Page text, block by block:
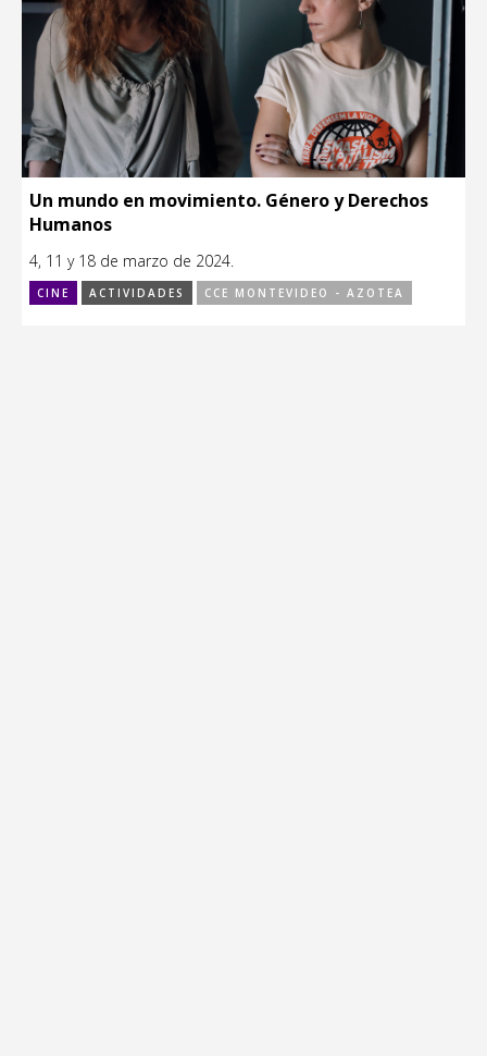
Un mundo en movimiento. Género y Derechos
Humanos
4, 11 y 18 de marzo de 2024.
CINE ACTIVIDADES CCE MONTEVIDEO - AZOTEA